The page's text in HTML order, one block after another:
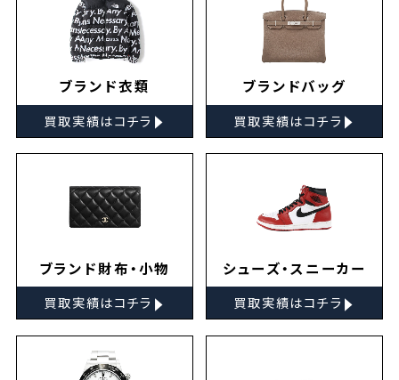
ブランド衣類
買取実績はコチラ ▸
ブランドバッグ
買取実績はコチラ ▸
ブランド財布・小物
買取実績はコチラ ▸
シューズ・スニーカー
買取実績はコチラ ▸